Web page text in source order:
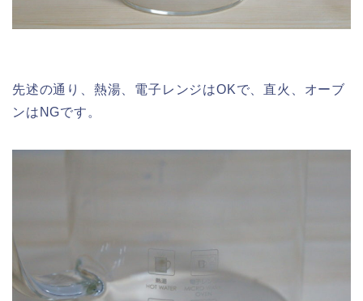
先述の通り、熱湯、電子レンジはOKで、直火、オーブ
ンはNGです。